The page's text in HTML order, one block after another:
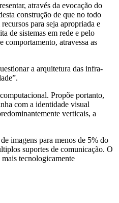
através da evocação do
construção de que no todo
para seja apropriada e
de sistemas em rede e pelo
comportamento, atravessa as
a arquitetura das infra-
Propõe portanto,
com a identidade visual
verticais, a
imagens para menos de 5% do
suportes de comunicação. O
tecnologicamente